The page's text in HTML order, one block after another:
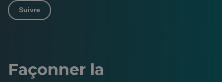
Suivre
Façonner la